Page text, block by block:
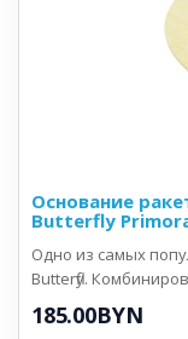
Основание
Butterfly
Одно из самых
Butterfly.
185.00BYN